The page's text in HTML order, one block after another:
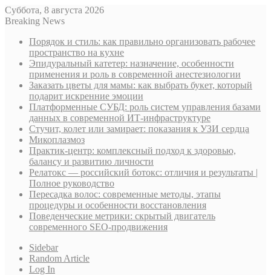
Суббота, 8 августа 2026
Breaking News
Порядок и стиль: как правильно организовать рабочее
пространство на кухне
Эпидуральный катетер: назначение, особенности
применения и роль в современной анестезиологии
Заказать цветы для мамы: как выбрать букет, который
подарит искренние эмоции
Платформенные СУБД: роль систем управления базами
данных в современной ИТ-инфраструктуре
Стучит, колет или замирает: показания к УЗИ сердца
Микоплазмоз
Практик-центр: комплексный подход к здоровью,
балансу и развитию личности
Релатокс — российский ботокс: отличия и результаты |
Полное руководство
Пересадка волос: современные методы, этапы
процедуры и особенности восстановления
Поведенческие метрики: скрытый двигатель
современного SEO-продвижения
Sidebar
Random Article
Log In